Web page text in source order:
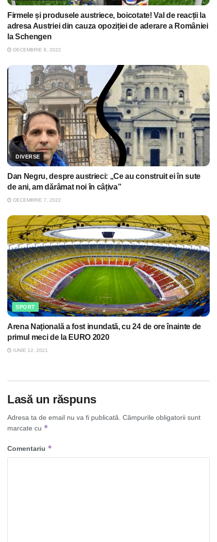
Firmele și produsele austriece, boicotate! Val de reacții la
adresa Austriei din cauza opoziției de aderare a României
la Schengen
DECEMBRIE 8, 2022
DIVERSE
Dan Negru, despre austrieci: „Ce au construit ei în sute
de ani, am dărâmat noi în câțiva”
DECEMBRIE 7, 2022
SPORT
Arena Națională a fost inundată, cu 24 de ore înainte de
primul meci de la EURO 2020
IUNIE 12, 2021
Lasă un răspuns
Adresa ta de email nu va fi publicată. Câmpurile obligatorii sunt
marcate cu *
Comentariu *